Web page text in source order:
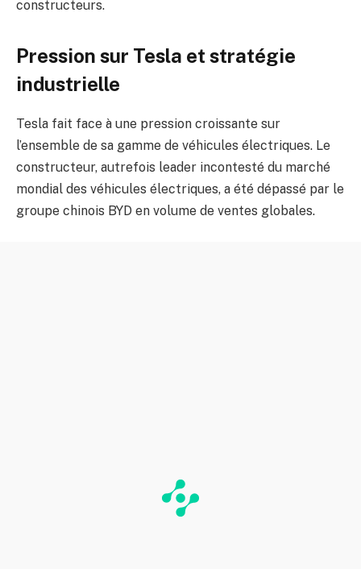
constructeurs.
Pression sur Tesla et stratégie
industrielle
Tesla fait face à une pression croissante sur
l’ensemble de sa gamme de véhicules électriques. Le
constructeur, autrefois leader incontesté du marché
mondial des véhicules électriques, a été dépassé par le
groupe chinois BYD en volume de ventes globales.